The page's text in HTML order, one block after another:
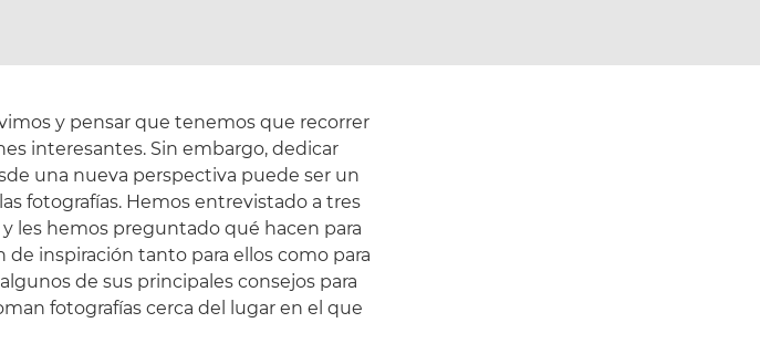
y pensar que tenemos que recorrer
interesantes. Sin embargo, dedicar
una nueva perspectiva puede ser un
fotografías. Hemos entrevistado a tres
les hemos preguntado qué hacen para
inspiración tanto para ellos como para
de sus principales consejos para
fotografías cerca del lugar en el que